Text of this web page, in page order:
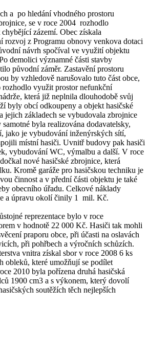
a po hledání vhodného prostoru
se v roce 2004 rozhodlo
zázemí. Obec získala
rozvoj z Programu obnovy venkova dotaci
návrh spočíval ve využití objektu
demolici významné části stavby
původní záměr. Zastavění prostoru
by vzhledově narušovalo tuto část obce,
rozhodlo využit prostor nefunkční
která již neplnila dlouhodobě svůj
byly obcí odkoupeny a objekt hasičské
jejich základech se vybudovala zbrojnice
byla realizována dodavatelsky,
jako je vybudování inženýrských sítí,
místní hasiči. Uvnitř budovy pak hasiči
vybudování WC, výmalbu a další. V roce
nové hasičské zbrojnice, která
Kromě garáže pro hasičskou techniku je
činnost a v přední části objektu je také
obecního úřadu. Celkové náklady
a úpravu okolí činily 1 mil. Kč.
reprezentace bylo v roce
v hodnotě 22 000 Kč. Hasiči tak mohli
praporu obce, při účasti na oslavách
při pohřbech a výročních schůzích.
vnitra získal sbor v roce 2008 6 ks
obleků, které umožňují se podílet
2010 byla pořízena druhá hasičská
1900 cm3 a s výkonem, který dovolí
soutěžích těch nejlepších